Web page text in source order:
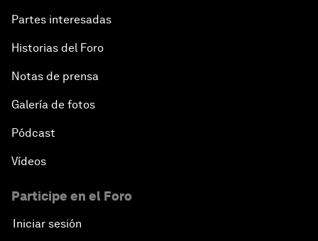
Partes interesadas
Historias del Foro
Notas de prensa
Galería de fotos
Pódcast
Vídeos
Participe en el Foro
Iniciar sesión